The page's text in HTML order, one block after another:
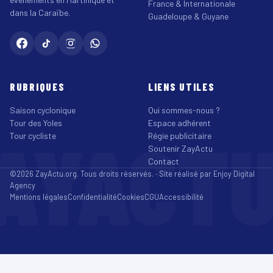
dans la Caraïbe.
France & Internationale
Guadeloupe & Guyane
RUBRIQUES
Saison cyclonique
Tour des Yoles
Tour cycliste
LIENS UTILES
Qui sommes-nous ?
Espace adhérent
Régie publicitaire
Soutenir ZayActu
Contact
©2026 ZayActu.org. Tous droits réservés. · Site réalisé par Enjoy Digital
Agency
Mentions légalesConfidentialitéCookiesCGUAccessibilité